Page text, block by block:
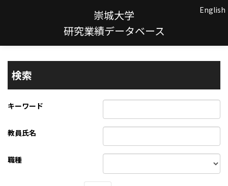
崇城大学
研究業績データベース
English
検索
キーワード
教員氏名
職種